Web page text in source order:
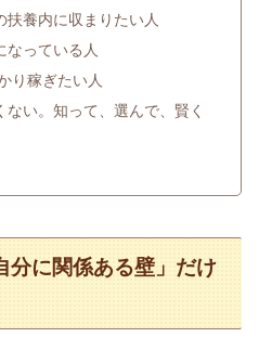
養内に収まりたい人
っている人
り稼ぎたい人
ない。知って、選んで、賢く
分に関係ある壁」だけ